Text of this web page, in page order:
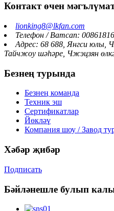
Контакт өчен
lionking8@lkfan.com
Телефон / Ватсап:
Адрес: 68 688, Янгси юлы,
Тайчжоу шәһәре, Чжэцзян
Безнең турында
Безнең команда
Техник эш
Сертификатлар
Йөкләү
Компания шоу / Завод
Хәбәр җибәр
Подписать
Бәйләнешле булып